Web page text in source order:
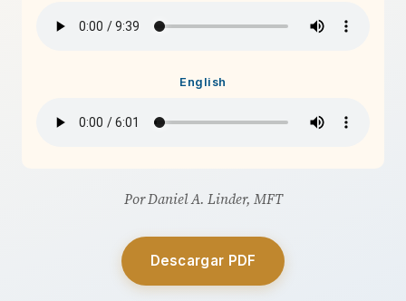
English
Por Daniel A. Linder, MFT
Descargar PDF